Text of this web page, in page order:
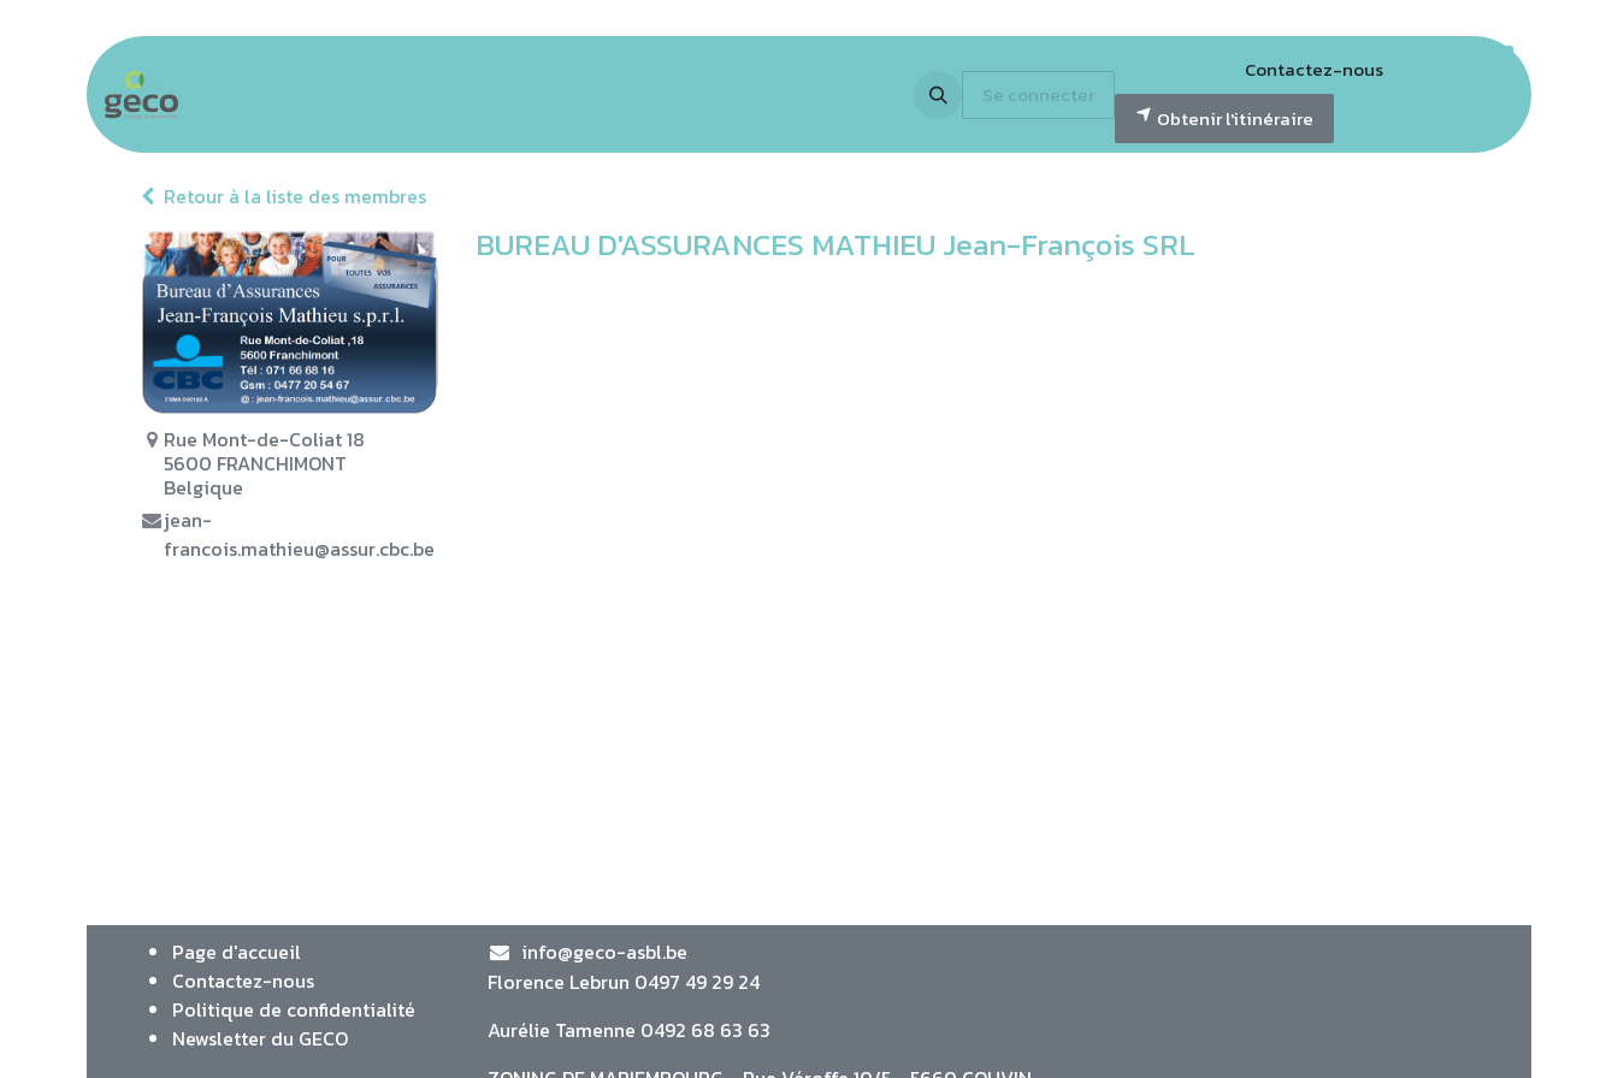
Se rendre au contenu
En images Jobs Newsletter GECO
Se connecter
Contactez-nous
Obtenir l'itinéraire
Retour à la liste des membres
Rue Mont-de-Coliat 18
5600 FRANCHIMONT
Belgique
jean-
francois.mathieu@assur.cbc.be
BUREAU D'ASSURANCES MATHIEU Jean-François SRL
info@geco-asbl.be
Florence Lebrun 0497 49 29 24
Aurélie Tamenne 0492 68 63 63
Page d'accueil
Contactez-nous
Politique de confidentialité
Newsletter du GECO